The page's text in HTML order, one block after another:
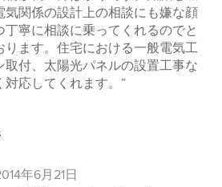
気関係の設計上の相談にも嫌な顔
丁寧に相談に乗ってくれるのでと
ります。住宅における一般電気工
取付、太陽光パネルの設置工事な
対応してくれます。”
年6月21日